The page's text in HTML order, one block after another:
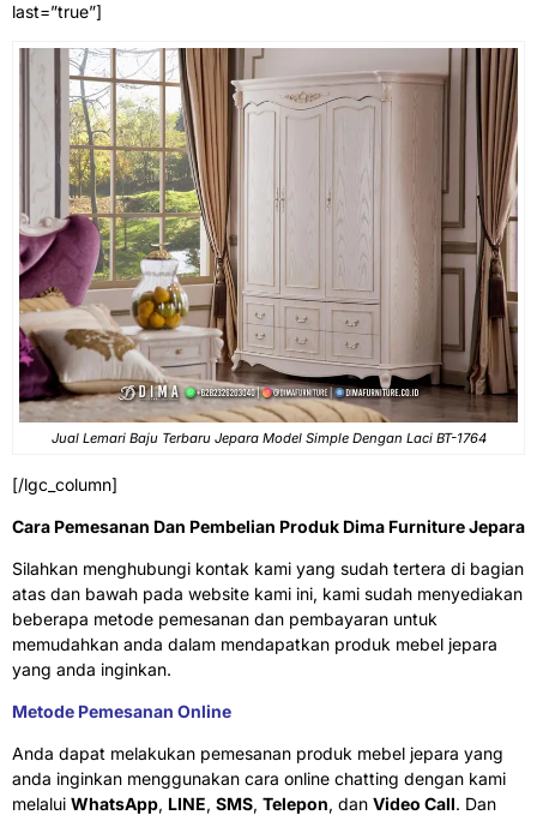
last=”true”]
Jual Lemari Baju Terbaru Jepara Model Simple Dengan Laci BT-1764
[/lgc_column]
Cara Pemesanan Dan Pembelian Produk Dima Furniture Jepara
Silahkan menghubungi kontak kami yang sudah tertera di bagian
atas dan bawah pada website kami ini, kami sudah menyediakan
beberapa metode pemesanan dan pembayaran untuk
memudahkan anda dalam mendapatkan produk mebel jepara
yang anda inginkan.
Metode Pemesanan Online
Anda dapat melakukan pemesanan produk mebel jepara yang
anda inginkan menggunakan cara online chatting dengan kami
melalui WhatsApp, LINE, SMS, Telepon, dan Video Call. Dan